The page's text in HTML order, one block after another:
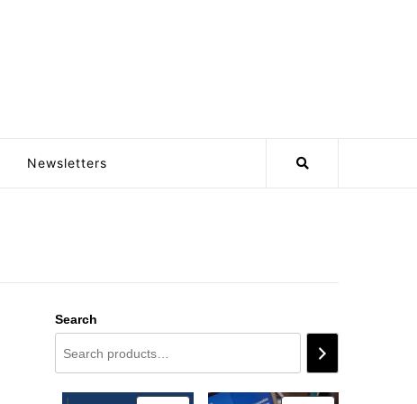
Newsletters
Search